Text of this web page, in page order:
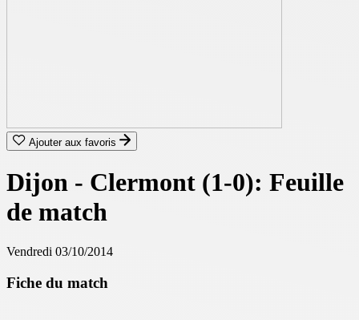
Ajouter aux favoris
Dijon - Clermont (1-0): Feuille
de match
Vendredi 03/10/2014
Fiche du match